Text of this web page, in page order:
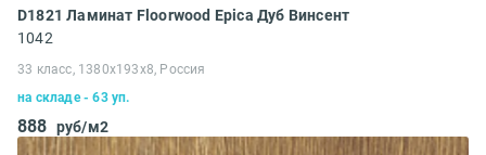
D1821 Ламинат Floorwood Epica Дуб Винсент
1042
33 класс, 1380х193х8, Россия
на складе - 63 уп.
888 руб/м2